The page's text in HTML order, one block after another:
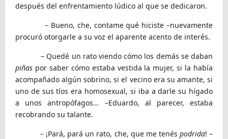
después del enfrentamiento lúdico al que se dedicaron.
– Bueno, che, contame qué hiciste –nuevamente
procuró otorgarle a su voz el aparente acento de interés.
– Quedé un rato viendo cómo los demás se daban
piñas por saber cómo estaba vestida la mujer, si la había
acompañado algún sobrino, si el vecino era su amante, si
uno de sus tíos era homosexual, si iba a darle su hígado
a unos antropófagos… –Eduardo, al parecer, estaba
recobrando su talante.
– ¡Pará, pará un rato, che, que me tenés podrida! –